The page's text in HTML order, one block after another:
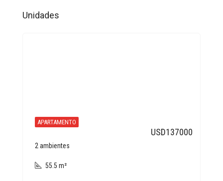
Unidades
APARTAMENTO
USD137000
2 ambientes
55.5 m²